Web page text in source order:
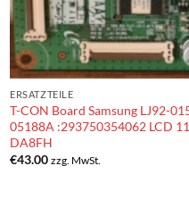
ERSATZTEILE
T-CON Board Samsung LJ92-
05188A :293750354062 LCD
DA8FH
€43.00 zzg. MwSt.